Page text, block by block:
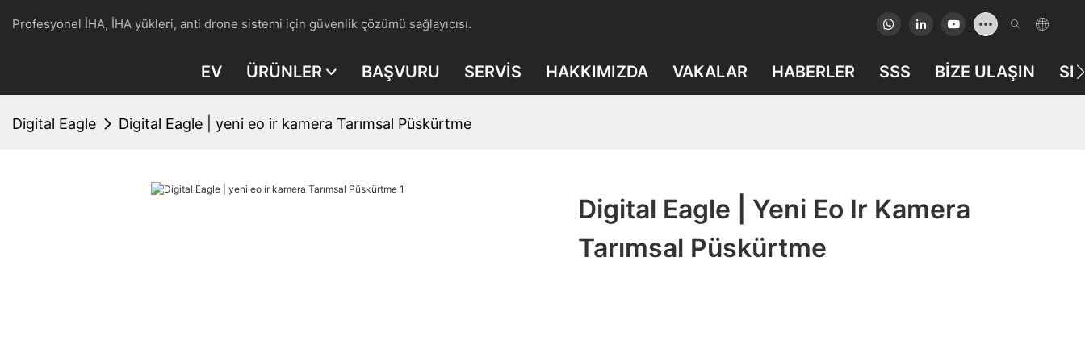
Profesyonel İHA, İHA yükleri, anti drone sistemi için güvenlik çözümü sağlayıcısı.
EV ÜRÜNLER BAŞVURU SERVIS HAKKIMIZDA VAKALAR HABERLER SSS BIZE ULAŞIN
Digital Eagle Digital Eagle | yeni eo ir kamera Tarımsal Püskürtme
Digital Eagle | Yeni Eo Ir Kamera
Tarımsal Püskürtme